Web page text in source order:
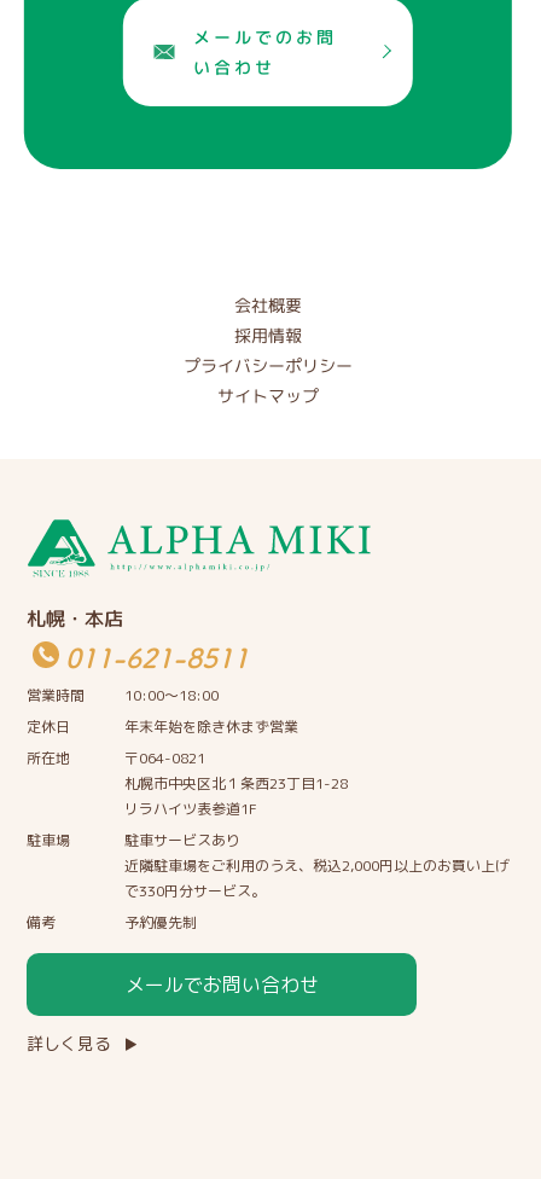
メールでのお問
い合わせ
会社概要
採用情報
プライバシーポリシー
サイトマップ
札幌・本店
011-621-8511
営業時間
10:00〜18:00
定休日
年末年始を除き休まず営業
所在地
〒064-0821
札幌市中央区北１条西23丁目1-28
リラハイツ表参道1F
駐車場
駐車サービスあり
近隣駐車場をご利用のうえ、税込2,000円以上のお買い上げ
で330円分サービス。
備考
予約優先制
メールでお問い合わせ
詳しく見る